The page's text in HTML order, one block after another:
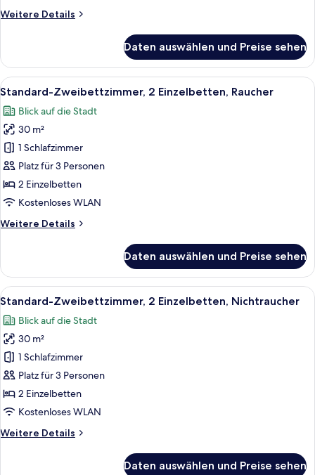
Lounge
Weitere Details
Weitere
Zweibettzimmer,
2 Einzelbetten,
Stadtblick
Deluxe,
Club
Lounge
Access)
Daten auswählen und Preise sehen
Alle
Fotos
für
Standard-
Zweibettzimmer,
2 Einzelbetten,
Raucher
anzeigen
Ein Hotelzimmer mit zwei Betten,
5
Standard-Zweibettzimmer, 2 Einzelbetten, Raucher
Blick auf die Stadt
30 m²
1 Schlafzimmer
Platz für 3 Personen
2 Einzelbetten
Kostenloses WLAN
Weitere Details
Weitere
Zweibettzimmer,
2 Einzelbetten,
Raucher
Daten auswählen und Preise sehen
Alle
Fotos
für
Standard-
Zweibettzimmer,
2 Einzelbetten,
Nichtraucher
anzeigen
Ein Hotelzimmer mit zwei Betten,
5
Standard-Zweibettzimmer, 2 Einzelbetten, Nichtraucher
Blick auf die Stadt
30 m²
1 Schlafzimmer
Platz für 3 Personen
2 Einzelbetten
Kostenloses WLAN
Weitere Details
Weitere
Daten auswählen und Preise sehen